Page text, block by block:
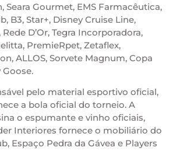
Seara Gourmet, EMS Farmacêutica,
B3, Star+, Disney Cruise Line,
D’Or, Tegra Incorporadora,
PremieRpet, Zetaflex,
ALLOS, Sorvete Magnum, Copa
Goose.
pelo material esportivo oficial,
a bola oficial do torneio. A
o espumante e vinho oficiais,
Interiores fornece o mobiliário do
Espaço Pedra da Gávea e Players